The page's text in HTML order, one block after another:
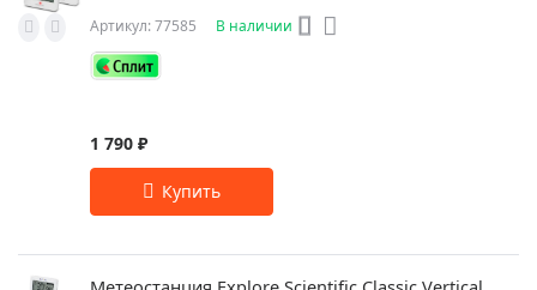
1 790 ₽
Артикул: 77585 В наличии